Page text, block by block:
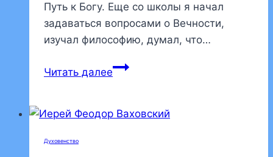
Путь к Богу. Еще со школы я начал
задаваться вопросами о Вечности,
изучал философию, думал, что…
Читать далееИерей
ответственный
Духовенство